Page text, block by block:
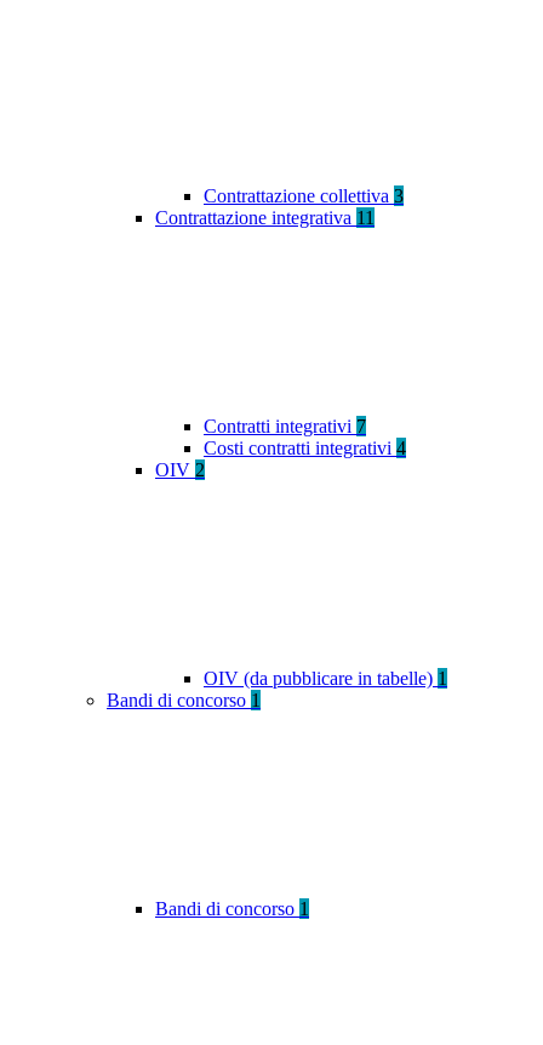
Contrattazione collettiva 3
Contrattazione integrativa 11
Contratti integrativi 7
Costi contratti integrativi 4
OIV 2
OIV (da pubblicare in tabelle) 1
Bandi di concorso 1
Bandi di concorso 1